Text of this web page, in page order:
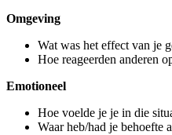
Omgeving
Wat was het effect van je
Hoe reageerden anderen
Emotioneel
Hoe voelde je je in die
Waar heb/had je behoefte